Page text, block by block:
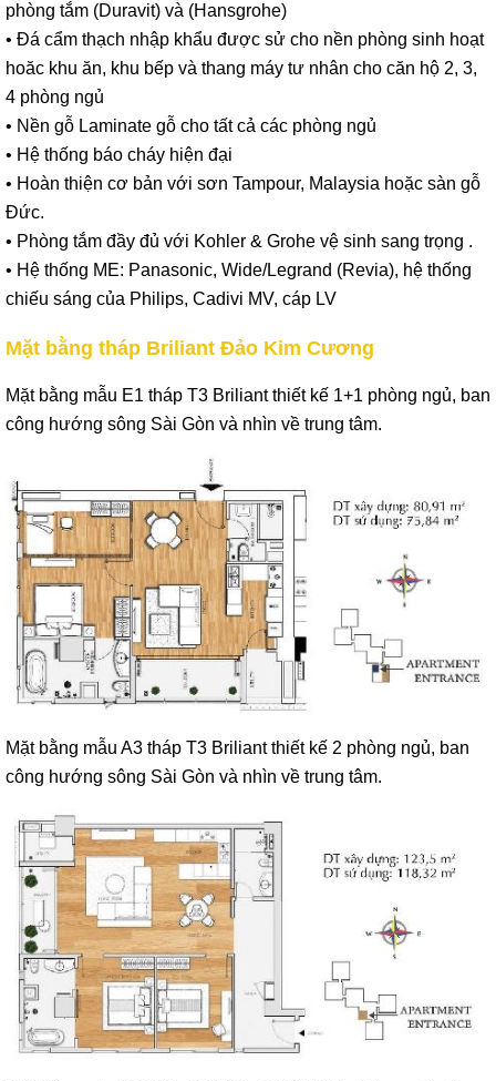
phòng tắm (Duravit) và (Hansgrohe)
• Đá cẩm thạch nhập khẩu được sử cho nền phòng sinh hoạt
hoăc khu ăn, khu bếp và thang máy tư nhân cho căn hộ 2, 3,
4 phòng ngủ
• Nền gỗ Laminate gỗ cho tất cả các phòng ngủ
• Hệ thống báo cháy hiện đại
• Hoàn thiện cơ bản với sơn Tampour, Malaysia hoặc sàn gỗ
Đức.
• Phòng tắm đầy đủ với Kohler & Grohe vệ sinh sang trọng .
• Hệ thống ME: Panasonic, Wide/Legrand (Revia), hệ thống
chiếu sáng của Philips, Cadivi MV, cáp LV
Mặt bằng tháp Briliant Đảo Kim Cương
Mặt bằng mẫu E1 tháp T3 Briliant thiết kế 1+1 phòng ngủ, ban
công hướng sông Sài Gòn và nhìn về trung tâm.
Mặt bằng mẫu A3 tháp T3 Briliant thiết kế 2 phòng ngủ, ban
công hướng sông Sài Gòn và nhìn về trung tâm.